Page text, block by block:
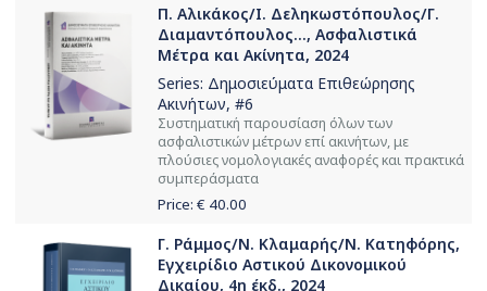
Π. Αλικάκος/Ι. Δεληκωστόπουλος/Γ.
Διαμαντόπουλος..., Ασφαλιστικά
Μέτρα και Ακίνητα, 2024
Series: Δημοσιεύματα Επιθεώρησης
Ακινήτων, #6
Συστηματική παρουσίαση όλων των
ασφαλιστικών μέτρων επί ακινήτων, με
πλούσιες νομολογιακές αναφορές και πρακτικά
συμπεράσματα
Price: € 40.00
Γ. Ράμμος/Ν. Κλαμαρής/Ν. Κατηφόρης,
Εγχειρίδιο Αστικού Δικονομικού
Δικαίου, 4η έκδ., 2024